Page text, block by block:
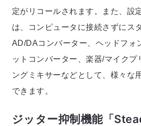
定がリコールされます。また、設
は、コンピュータに接続さずにス
AD/DAコンバーター、ヘッドフォ
ットコンバーター、楽器/マイクプ
ングミキサーなどとして、様々な
できます。
ジッター抑制機能「